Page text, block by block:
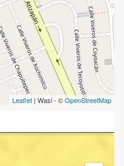
Leaflet | Wasi - ©OpenStreetMap